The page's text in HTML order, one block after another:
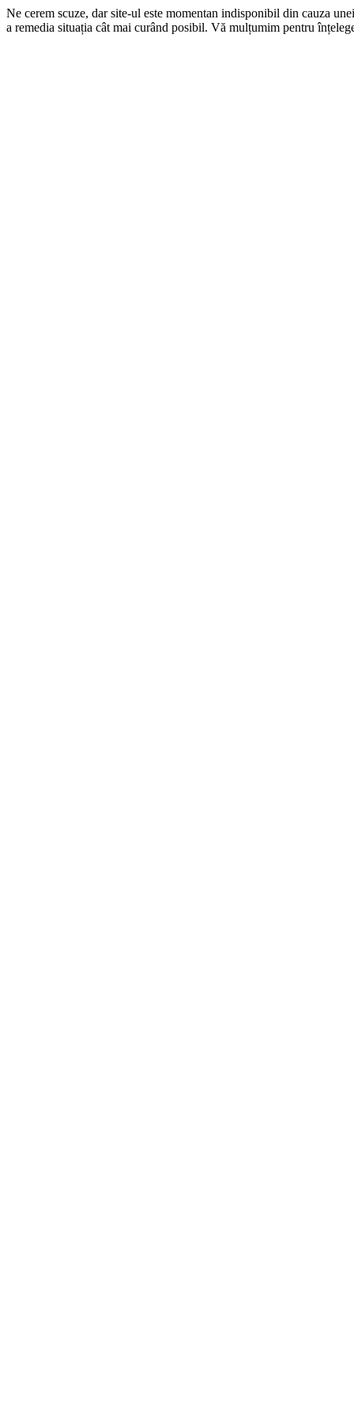
Ne cerem scuze, dar site-ul este momentan indisponibil din cauza
a remedia situația cât mai curând posibil. Vă mulțumim pentru